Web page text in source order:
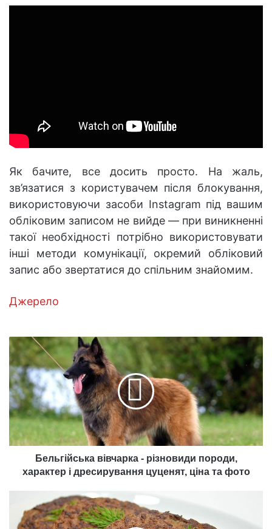
Як бачите, все досить просто. На жаль,
зв’язатися з користувачем після блокування,
використовуючи засоби Instagram під вашим
обліковим записом не вийде — при виникненні
такої необхідності потрібно використовувати
інші методи комунікації, окремий обліковий
запис або звертатися до спільним знайомим.
Джерело
Бельгійська
вівчарка
-
різновиди
породи,
характер
і
дресирування
цуценят,
Бельгійська вівчарка - різновиди породи,
характер і дресирування цуценят, ціна та фото
оладки